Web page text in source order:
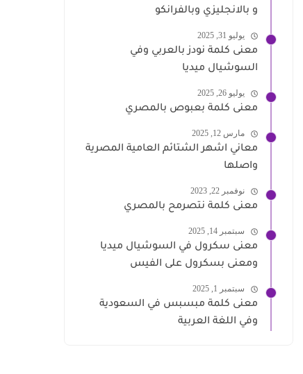
و بالانجليزي وبالفرانكو
يوليو 31, 2025
معنى كلمة نودز بالعربي وفي
السوشيال ميديا
يوليو 26, 2025
معنى كلمة بعبوص بالمصري
مارس 12, 2025
معاني اشهر الشتائم العامية المصرية
واصلها
نوفمبر 22, 2023
معنى كلمة نتصرمح بالمصري
سبتمبر 14, 2025
معنى سكرول في السوشيال ميديا
ومعنى بسكرول على الفيس
سبتمبر 1, 2025
معنى كلمة مبسبس في السعودية
وفي اللغة العربية